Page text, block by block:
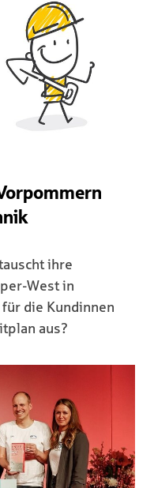
ihre
West in
die Kundinnen
aus?